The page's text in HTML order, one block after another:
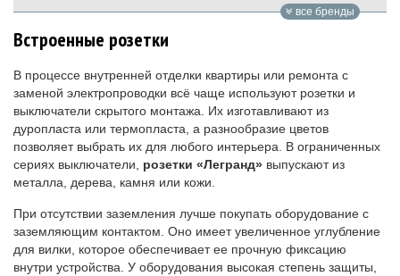
все бренды
Встроенные розетки
В процессе внутренней отделки квартиры или ремонта с
заменой электропроводки всё чаще используют розетки и
выключатели скрытого монтажа. Их изготавливают из
дуропласта или термопласта, а разнообразие цветов
позволяет выбрать их для любого интерьера. В ограниченных
сериях выключатели, розетки «Легранд» выпускают из
металла, дерева, камня или кожи.
При отсутствии заземления лучше покупать оборудование с
заземляющим контактом. Оно имеет увеличенное углубление
для вилки, которое обеспечивает ее прочную фиксацию
внутри устройства. У оборудования высокая степень защиты,